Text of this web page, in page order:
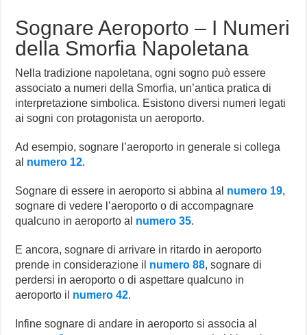
Sognare Aeroporto – I Numeri
della Smorfia Napoletana
Nella tradizione napoletana, ogni sogno può essere
associato a numeri della Smorfia, un’antica pratica di
interpretazione simbolica. Esistono diversi numeri legati
ai sogni con protagonista un aeroporto.
Ad esempio, sognare l’aeroporto in generale si collega
al numero 12.
Sognare di essere in aeroporto si abbina al numero 19,
sognare di vedere l’aeroporto o di accompagnare
qualcuno in aeroporto al numero 35.
E ancora, sognare di arrivare in ritardo in aeroporto
prende in considerazione il numero 88, sognare di
perdersi in aeroporto o di aspettare qualcuno in
aeroporto il numero 42.
Infine sognare di andare in aeroporto si associa al